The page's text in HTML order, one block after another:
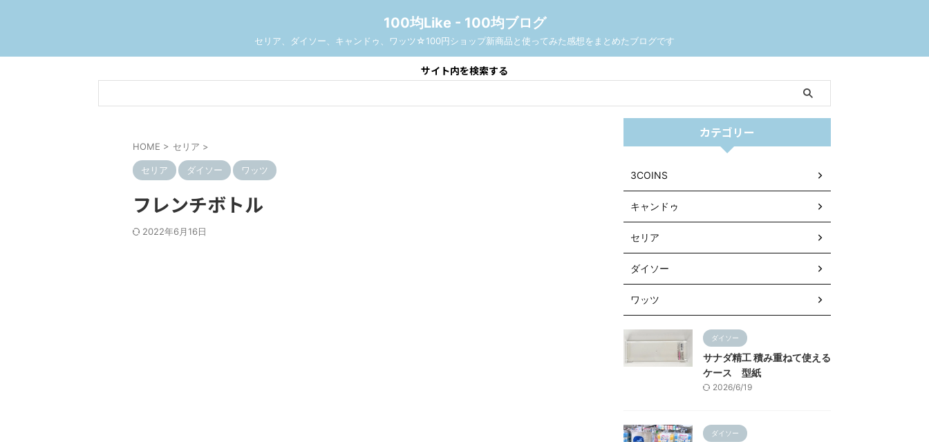
100均Like - 100均ブログ
セリア、ダイソー、キャンドゥ、ワッツ☆100円ショップ新商品と使ってみた感想をまとめたブログです
サイト内を検索する
HOME > セリア >
セリア ダイソー ワッツ
フレンチボトル
2022年6月16日
カテゴリー
3COINS
キャンドゥ
セリア
ダイソー
ワッツ
ダイソー
サナダ精工 積み重ねて使える
ケース 型紙
2026/6/19
ダイソー